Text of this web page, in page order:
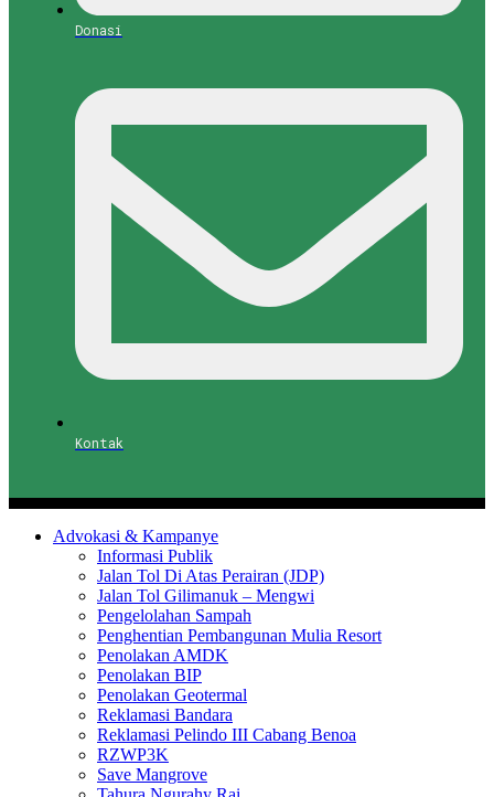
Donasi
Kontak
Advokasi & Kampanye
Informasi Publik
Jalan Tol Di Atas Perairan (JDP)
Jalan Tol Gilimanuk – Mengwi
Pengelolahan Sampah
Penghentian Pembangunan Mulia Resort
Penolakan AMDK
Penolakan BIP
Penolakan Geotermal
Reklamasi Bandara
Reklamasi Pelindo III Cabang Benoa
RZWP3K
Save Mangrove